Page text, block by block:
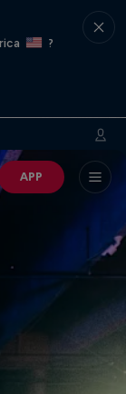
?
APP